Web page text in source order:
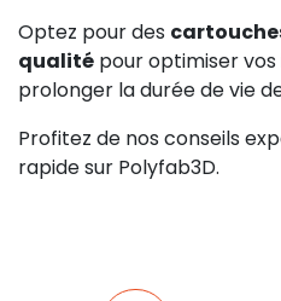
Optez pour des
qualité pour optimiser
prolonger la durée de vie
Profitez de nos conseils
rapide sur Polyfab3D.